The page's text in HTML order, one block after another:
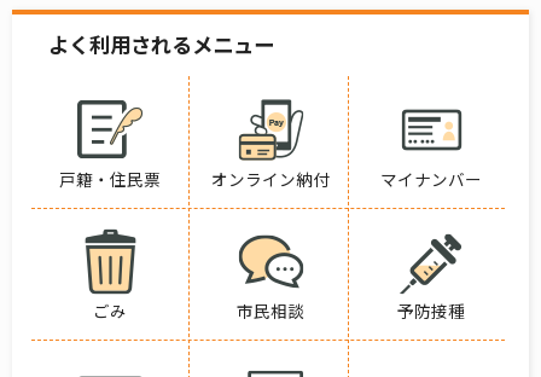
よく利用されるメニュー
戸籍・住民票 オンライン納付 マイナンバー
ごみ 市民相談 予防接種